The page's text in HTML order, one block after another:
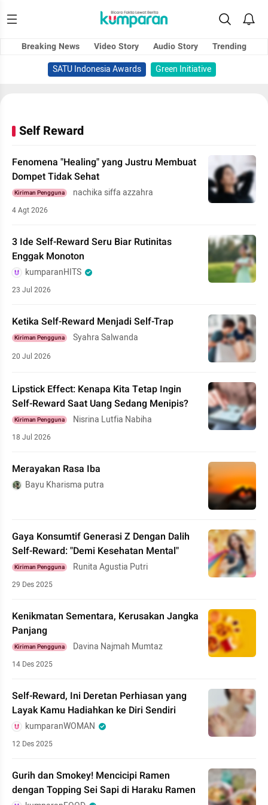
Breaking News Video Story Audio Story
Trending
SATU Indonesia Awards
Green Initiative
Self Reward
Fenomena "Healing" yang Justru Membuat
Dompet Tidak Sehat
Kiriman Pengguna nachika siffa azzahra
4 Agt 2026
3 Ide Self-Reward Seru Biar Rutinitas
Enggak Monoton
kumparanHITS
23 Jul 2026
Ketika Self-Reward Menjadi Self-Trap
Kiriman Pengguna Syahra Salwanda
20 Jul 2026
Lipstick Effect: Kenapa Kita Tetap Ingin
Self-Reward Saat Uang Sedang Menipis?
Kiriman Pengguna Nisrina Lutfia Nabiha
18 Jul 2026
Merayakan Rasa Iba
Bayu Kharisma putra
Gaya Konsumtif Generasi Z Dengan Dalih
Self-Reward: "Demi Kesehatan Mental"
Kiriman Pengguna Runita Agustia Putri
29 Des 2025
Kenikmatan Sementara, Kerusakan Jangka
Panjang
Kiriman Pengguna Davina Najmah Mumtaz
14 Des 2025
Self-Reward, Ini Deretan Perhiasan yang
Layak Kamu Hadiahkan ke Diri Sendiri
kumparanWOMAN
12 Des 2025
Gurih dan Smokey! Mencicipi Ramen
dengan Topping Sei Sapi di Haraku Ramen